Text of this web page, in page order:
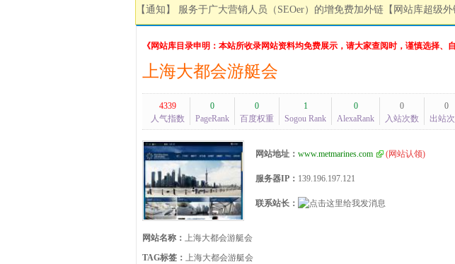
【通知】 服务于广大营销人员（SEOer）的增免费加外链 【网站库超级外
《网站库目录申明：本站所收录网站资料均免费展示，请大家查阅时，谨慎选择、
上海大都会游艇会
4339
人气指数
0
PageRank
0
百度权重
1
Sogou Rank
0
AlexaRank
0
入站次数
0
出站
网站地址： www.metmarines.com (网站认领)
服务器IP： 139.196.197.121
联系站长：
网站名称： 上海大都会游艇会
TAG标签： 上海大都会游艇会